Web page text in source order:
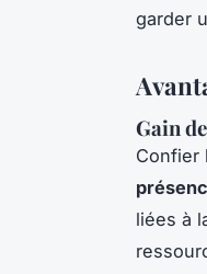
garder
Gain
Confier
liées à